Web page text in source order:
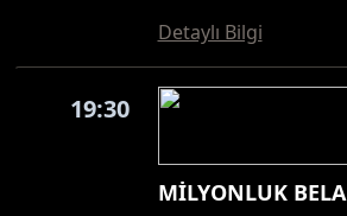
Detaylı Bilgi
19:30
MİLYONLUK BELA